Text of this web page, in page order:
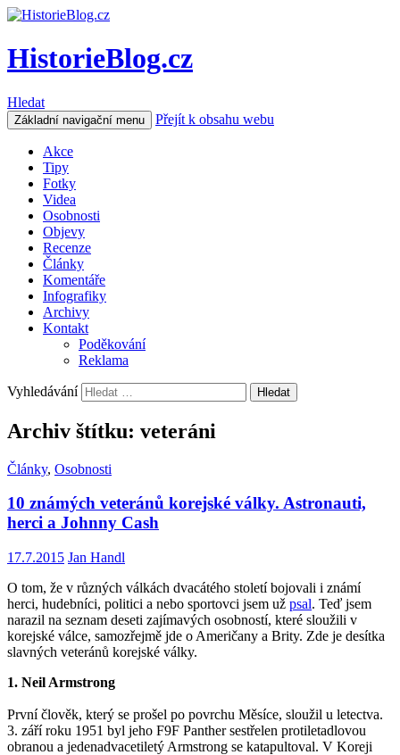
HistorieBlog.cz
Hledat
Základní navigační menu Přejít k obsahu webu
Akce
Tipy
Fotky
Videa
Osobnosti
Objevy
Recenze
Články
Komentáře
Infografiky
Archivy
Kontakt
Poděkování
Reklama
Vyhledávání
Archiv štítku: veteráni
Články, Osobnosti
10 známých veteránů korejské války. Astronauti,
herci a Johnny Cash
17.7.2015 Jan Handl
O tom, že v různých válkách dvacátého století bojovali i známí
herci, hudebníci, politici a nebo sportovci jsem už psal. Teď jsem
narazil na seznam deseti zajímavých osobností, které sloužili v
korejské válce, samozřejmě jde o Američany a Brity. Zde je desítka
slavných veteránů korejské války.
1. Neil Armstrong
První člověk, který se prošel po povrchu Měsíce, sloužil u letectva.
3. září roku 1951 byl jeho F9F Panther sestřelen protiletadlovou
obranou a jedenadvacetiletý Armstrong se katapultoval. V Koreji